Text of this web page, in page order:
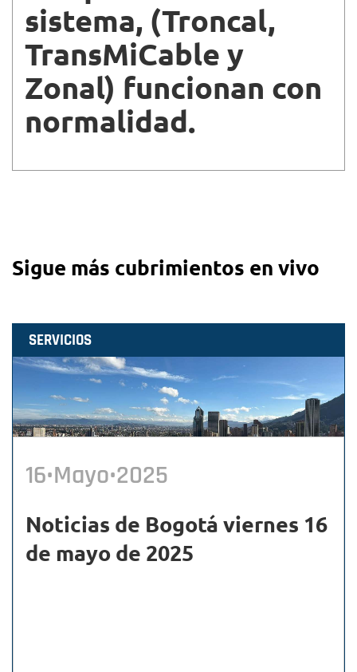
sistema, (Troncal,
TransMiCable y
Zonal) funcionan con
normalidad.
Sigue más cubrimientos en vivo
SERVICIOS
16•Mayo•2025
Noticias de Bogotá viernes 16
de mayo de 2025